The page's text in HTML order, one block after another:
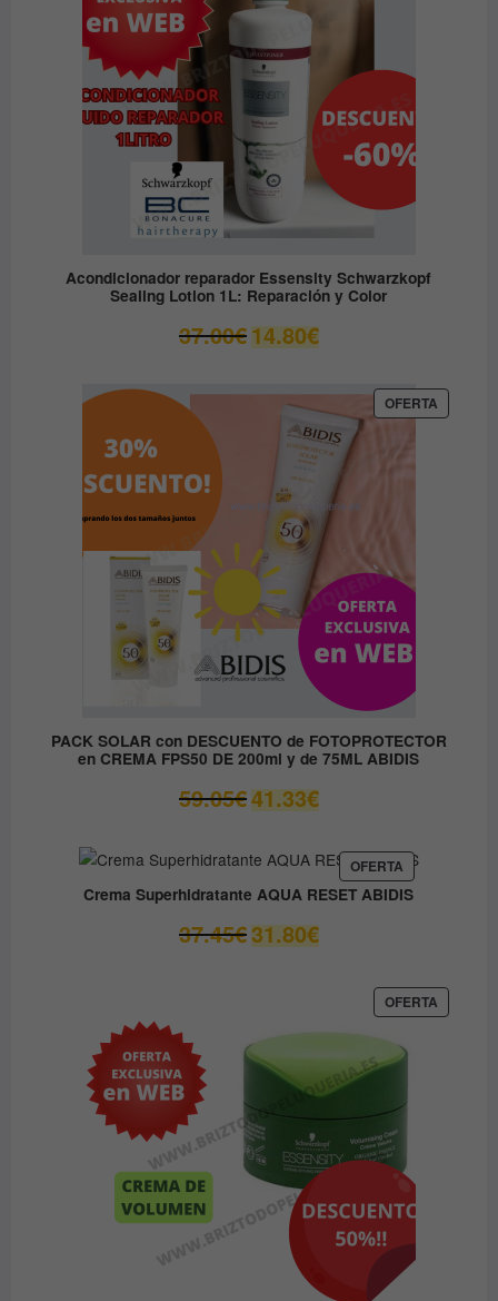
Acondicionador reparador Essensity Schwarzkopf
Sealing Lotion 1L: Reparación y Color
37.00€ El
precio
37.00€.
14.80€El
precio
14.80€.
OFERTA
EN
PACK SOLAR con DESCUENTO de FOTOPROTECTOR
en CREMA FPS50 DE 200ml y de 75ML ABIDIS
59.05€ El
precio
era:
59.05€.
41.33€El
precio
es:
41.33€.
OFERTAPRODUCTO
EN
Crema Superhidratante AQUA RESET ABIDIS
37.45€ El
precio
31.80€El
precio
OFERTA
EN